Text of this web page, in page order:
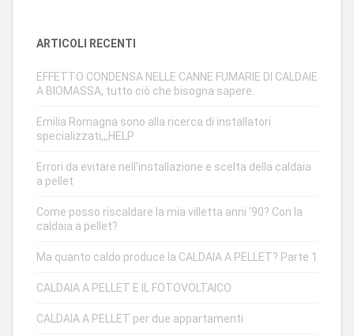
ARTICOLI RECENTI
EFFETTO CONDENSA NELLE CANNE FUMARIE DI CALDAIE
A BIOMASSA, tutto ciò che bisogna sapere.
Emilia Romagna sono alla ricerca di installatori
specializzati,,,HELP
Errori da evitare nell’installazione e scelta della caldaia
a pellet
Come posso riscaldare la mia villetta anni ’90? Con la
caldaia a pellet?
Ma quanto caldo produce la CALDAIA A PELLET? Parte 1
CALDAIA A PELLET E IL FOTOVOLTAICO
CALDAIA A PELLET per due appartamenti